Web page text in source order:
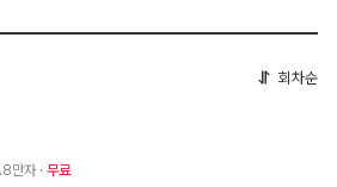
회차순
만자 무료